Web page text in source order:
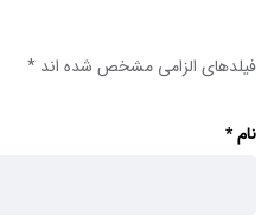
فیلدهای الزامی مشخص شده اند *
نام*